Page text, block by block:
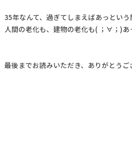
35年なんて、過ぎてしまえばあっという
人間の老化も、建物の老化も( ；∀；)あ
最後までお読みいただき、ありがとうご